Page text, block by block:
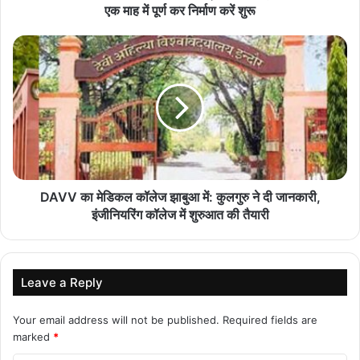
138 करोड़ की लागत से नांदघाट-मुंगेली रोड होगा फोरलेन
August 7, 2026
एनडीएमए एवं एनडीआरएफ की संयुक्त बैठक सम्पन्न
August 7, 2026
छत्तीसगढ़ में ‘हर घर तिरंगा’ और ‘वंदे मातरम्’ अभियान की धूम
मॉनिटरिंग और मूल्यांकन को मिलेगी नई गति
मुख्य सचिव ने नक्सल मुक्त क्षेत्रों में अधोसंरचना विकास और
August 7, 2026
एक माह में पूर्ण कर निर्माण करें शुरू
DAVV का मेडिकल कॉलेज झाबुआ में: कुलगुरु ने दी जानकारी,
इंजीनियरिंग कॉलेज में शुरुआत की तैयारी
Leave a Reply
Your email address will not be published. Required fields are
marked *